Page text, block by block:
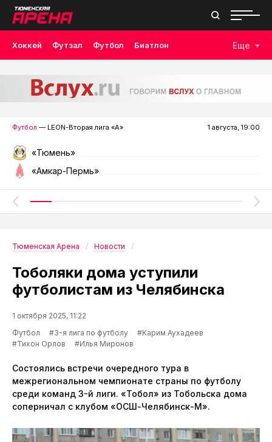
Хоккей Футзал Футбол Биатлон Еще
Футбол — LEON-Вторая лига «А» 1 августа, 19:00
«Тюмень»
«Амкар-Пермь»
Тюменская Арена Новости
Тоболяки дома уступили
футболистам из Челябинска
1 октября 2025, 11:22
Футбол
#3-я лига по футболу
#Карим Аухадеев
#Тихон Орлов
#Илья Миронов
Состоялись встречи очередного тура в
межрегиональном чемпионате страны по футболу
среди команд 3-й лиги. «Тобол» из Тобольска дома
соперничал с клубом «ОСШ-Челябинск-М».